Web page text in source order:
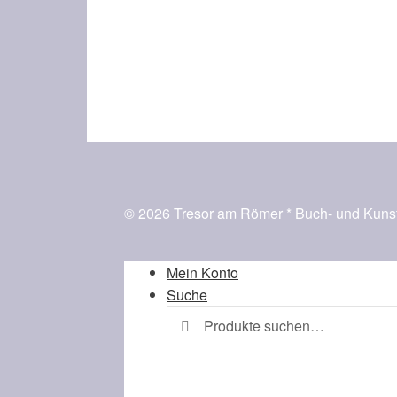
© 2026 Tresor am Römer * Buch- und
Mein Konto
Suche
Suche
nach:
Suchen